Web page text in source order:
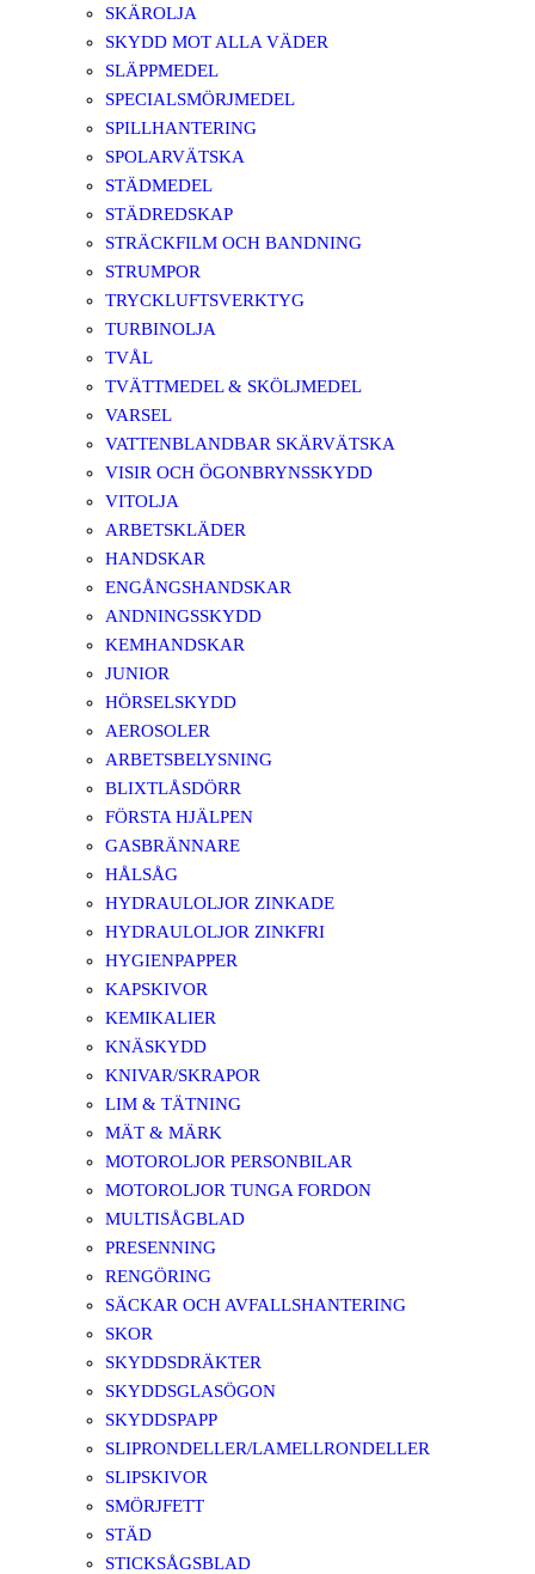
SKÄROLJA
SKYDD MOT ALLA VÄDER
SLÄPPMEDEL
SPECIALSMÖRJMEDEL
SPILLHANTERING
SPOLARVÄTSKA
STÄDMEDEL
STÄDREDSKAP
STRÄCKFILM OCH BANDNING
STRUMPOR
TRYCKLUFTSVERKTYG
TURBINOLJA
TVÅL
TVÄTTMEDEL & SKÖLJMEDEL
VARSEL
VATTENBLANDBAR SKÄRVÄTSKA
VISIR OCH ÖGONBRYNSSKYDD
VITOLJA
ARBETSKLÄDER
HANDSKAR
ENGÅNGSHANDSKAR
ANDNINGSSKYDD
KEMHANDSKAR
JUNIOR
HÖRSELSKYDD
AEROSOLER
ARBETSBELYSNING
BLIXTLÅSDÖRR
FÖRSTA HJÄLPEN
GASBRÄNNARE
HÅLSÅG
HYDRAULOLJOR ZINKADE
HYDRAULOLJOR ZINKFRI
HYGIENPAPPER
KAPSKIVOR
KEMIKALIER
KNÄSKYDD
KNIVAR/SKRAPOR
LIM & TÄTNING
MÄT & MÄRK
MOTOROLJOR PERSONBILAR
MOTOROLJOR TUNGA FORDON
MULTISÅGBLAD
PRESENNING
RENGÖRING
SÄCKAR OCH AVFALLSHANTERING
SKOR
SKYDDSDRÄKTER
SKYDDSGLASÖGON
SKYDDSPAPP
SLIPRONDELLER/LAMELLRONDELLER
SLIPSKIVOR
SMÖRJFETT
STÄD
STICKSÅGSBLAD